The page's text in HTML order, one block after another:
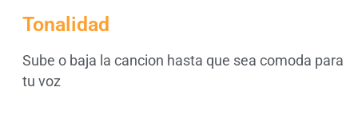
Tonalidad
Sube o baja la cancion hasta que sea comoda para
tu voz